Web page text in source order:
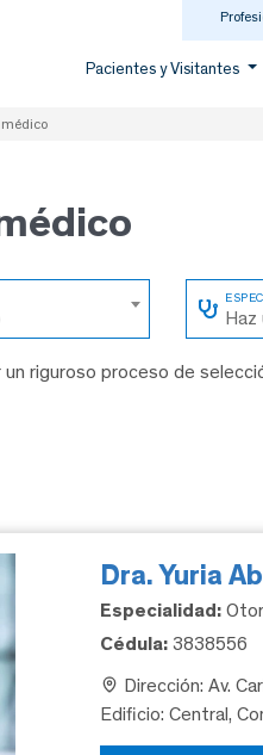
Pacientes y Visitantes
Haz
riguroso proceso de
Dra. Yuria
Especialidad:
Cédula: 3838556
Dirección: Av.
Edificio: Central,